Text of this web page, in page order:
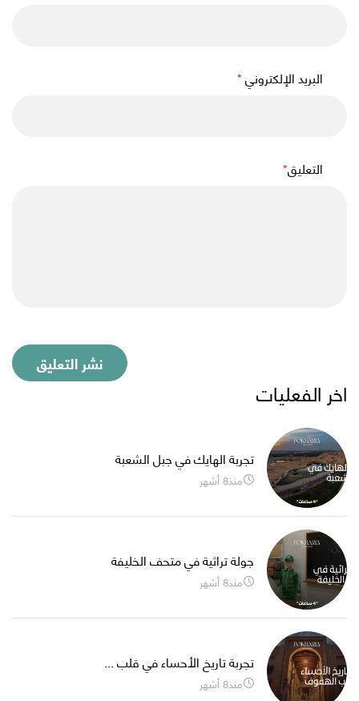
البريد الإلكتروني*
التعليق*
اخر الفعليات
تجربة الهايك في جبل الشعبة
منذ8 أشهر
جولة تراثية في متحف الخليفة
منذ8 أشهر
تجربة تاريخ الأحساء في قلب ...
منذ8 أشهر